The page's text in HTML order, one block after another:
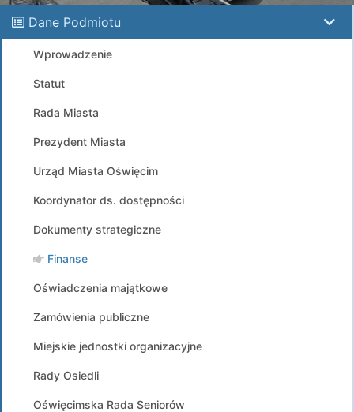
Dane Podmiotu
Wprowadzenie
Statut
Rada Miasta
Prezydent Miasta
Urząd Miasta Oświęcim
Koordynator ds. dostępności
Dokumenty strategiczne
Finanse
Oświadczenia majątkowe
Zamówienia publiczne
Miejskie jednostki organizacyjne
Rady Osiedli
Oświęcimska Rada Seniorów